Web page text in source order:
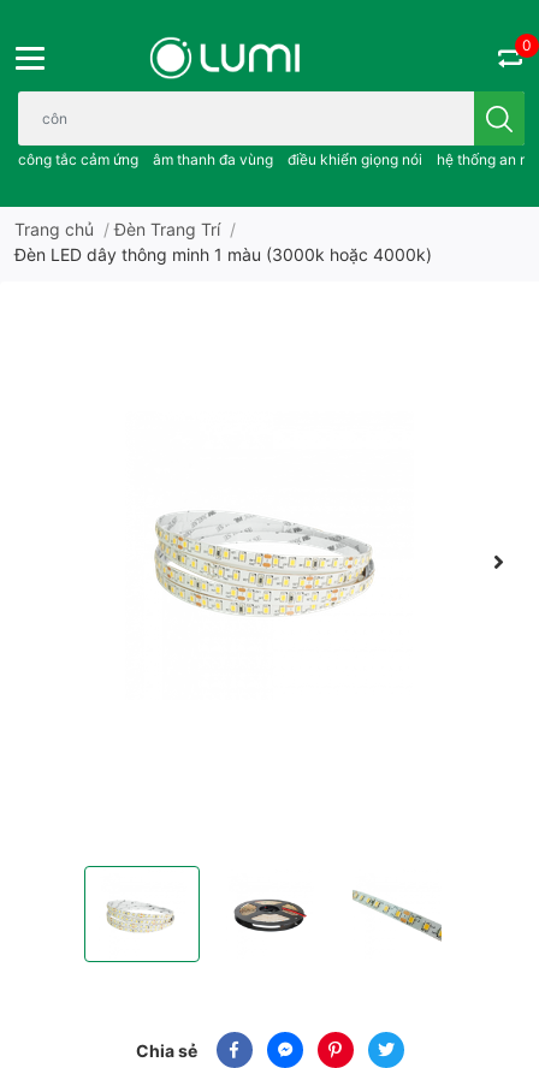
Bạn cần tìm gì..; công tắc cảm ứng..; âm thanh đa vùng ; điều
công tắc cảm ứng âm thanh đa vùng điều khiển giọng nói hệ thống an
0
Trang chủ /Đèn Trang Trí /
Đèn LED dây thông minh 1 màu (3000k hoặc 4000k)
Chia sẻ